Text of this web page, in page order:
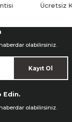
Ücretsiz
olabilirsiniz.
Kayıt Ol
Edin.
olabilirsiniz.